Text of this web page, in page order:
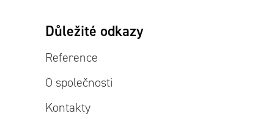
Důležité odkazy
Reference
O společnosti
Kontakty